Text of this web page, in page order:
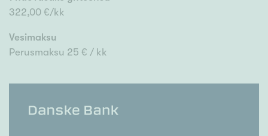
322,00 €/kk
Vesimaksu
Perusmaksu 25 € / kk